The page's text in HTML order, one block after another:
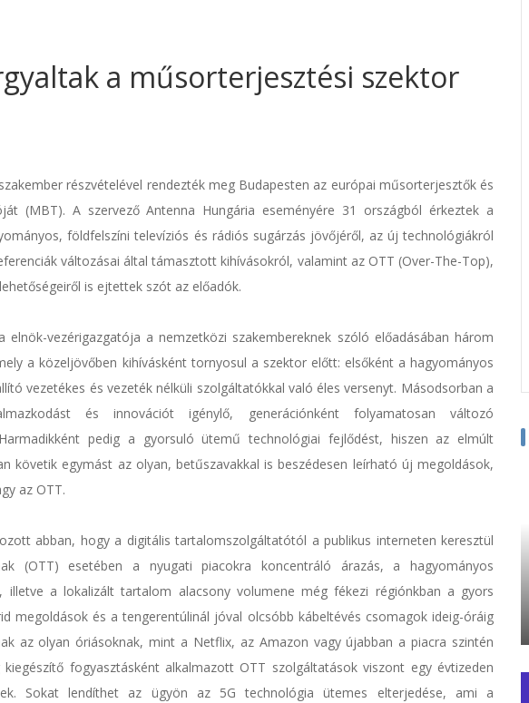
a műsorterjesztési szektor
részvételével rendezték meg Budapesten az európai műsorterjesztők és
(MBT). A szervező Antenna Hungária eseményére 31 országból érkeztek a
földfelszíni televíziós és rádiós sugárzás jövőjéről, az új technológiákról
változásai által támasztott kihívásokról, valamint az OTT (Over-The-Top),
is ejtettek szót az előadók.
elnök-vezérigazgatója a nemzetközi szakembereknek szóló előadásában három
a közeljövőben kihívásként tornyosul a szektor előtt: elsőként a hagyományos
vezetékes és vezeték nélküli szolgáltatókkal való éles versenyt. Másodsorban a
és innovációt igénylő, generációnként folyamatosan változó
pedig a gyorsuló ütemű technológiai fejlődést, hiszen az elmúlt
követik egymást az olyan, betűszavakkal is beszédesen leírható új megoldások,
az OTT.
abban, hogy a digitális tartalomszolgáltatótól a publikus interneten keresztül
(OTT) esetében a nyugati piacokra koncentráló árazás, a hagyományos
illetve a lokalizált tartalom alacsony volumene még fékezi régiónkban a gyors
megoldások és a tengerentúlinál jóval olcsóbb kábeltévés csomagok ideig-óráig
az olyan óriásoknak, mint a Netflix, az Amazon vagy újabban a piacra szintén
fogyasztásként alkalmazott OTT szolgáltatások viszont egy évtizeden
Sokat lendíthet az ügyön az 5G technológia ütemes elterjedése, ami a